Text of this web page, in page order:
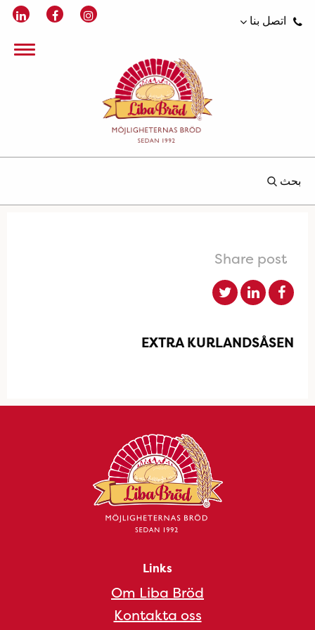
اتصل بنا
بحث
Share post
EXTRA KURLANDSÅSEN
Links
Om Liba Bröd
Kontakta oss